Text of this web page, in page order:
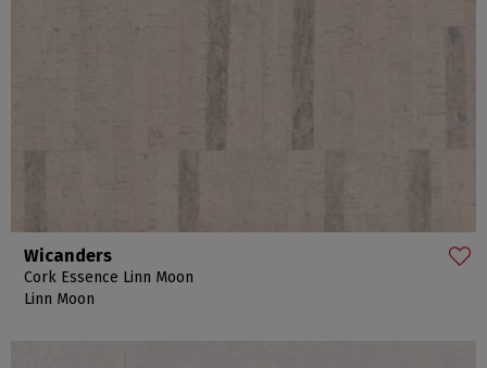
Wicanders
Cork Essence Linn Moon
Linn Moon